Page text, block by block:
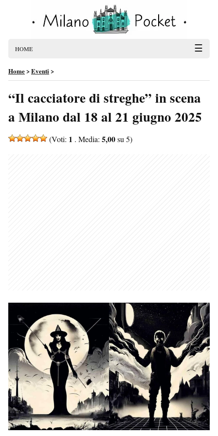
HOME ☰
Home>Eventi>
“Il cacciatore di streghe” in scena
a Milano dal 18 al 21 giugno 2025
(Voti: 1 . Media: 5,00su 5)